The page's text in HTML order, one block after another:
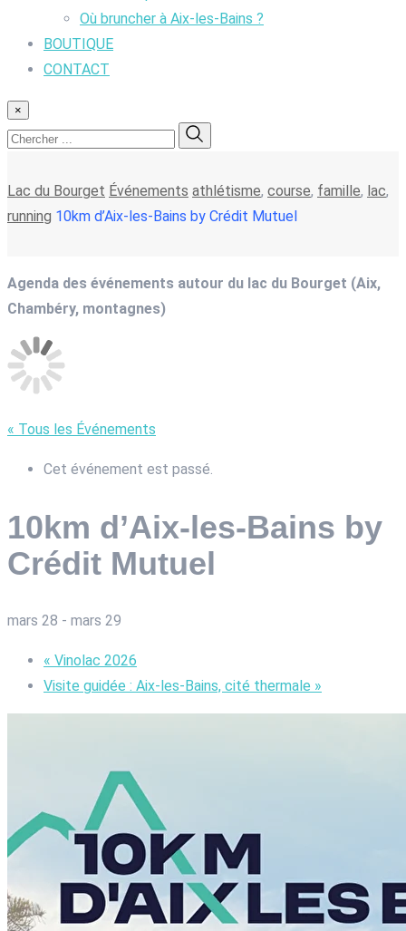
Où bruncher à Aix-les-Bains ?
BOUTIQUE
CONTACT
×
Lac du Bourget Événements athlétisme, course, famille, lac,
running 10km d’Aix-les-Bains by Crédit Mutuel
Agenda des événements autour du lac du Bourget (Aix,
Chambéry, montagnes)
« Tous les Événements
Cet événement est passé.
10km d’Aix-les-Bains by
Crédit Mutuel
mars 28 - mars 29
« Vinolac 2026
Visite guidée : Aix-les-Bains, cité thermale »